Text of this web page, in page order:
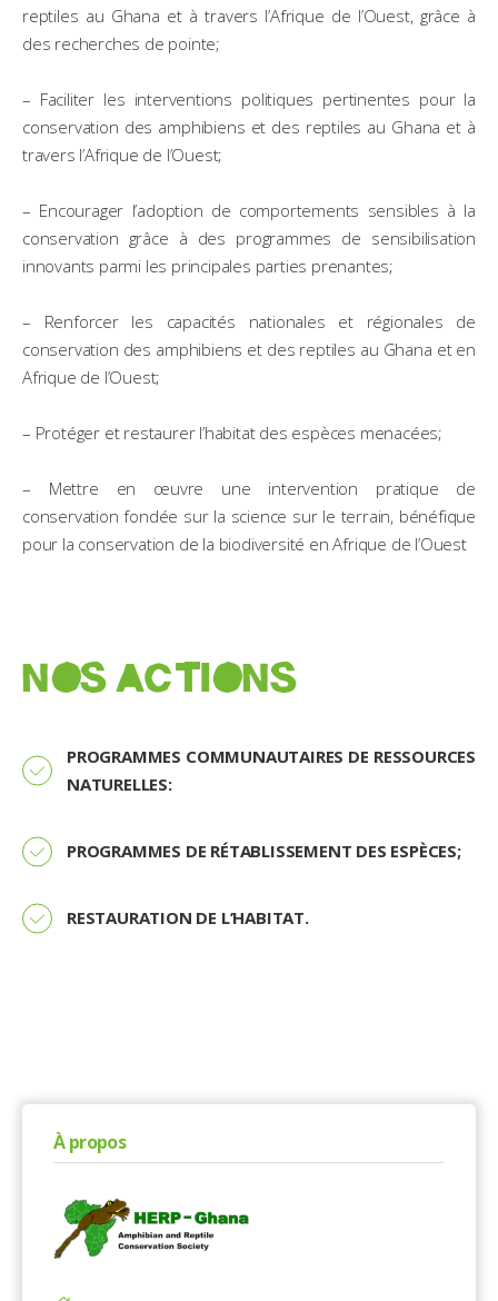
reptiles au Ghana et à travers l’Afrique de l’Ouest, grâce à
des recherches de pointe;
– Faciliter les interventions politiques pertinentes pour la
conservation des amphibiens et des reptiles au Ghana et à
travers l’Afrique de l’Ouest;
– Encourager l’adoption de comportements sensibles à la
conservation grâce à des programmes de sensibilisation
innovants parmi les principales parties prenantes;
– Renforcer les capacités nationales et régionales de
conservation des amphibiens et des reptiles au Ghana et en
Afrique de l’Ouest;
– Protéger et restaurer l’habitat des espèces menacées;
– Mettre en œuvre une intervention pratique de
conservation fondée sur la science sur le terrain, bénéfique
pour la conservation de la biodiversité en Afrique de l’Ouest
NOS ACTIONS
PROGRAMMES COMMUNAUTAIRES DE RESSOURCES
NATURELLES:
PROGRAMMES DE RÉTABLISSEMENT DES ESPÈCES;
RESTAURATION DE L’HABITAT.
À propos